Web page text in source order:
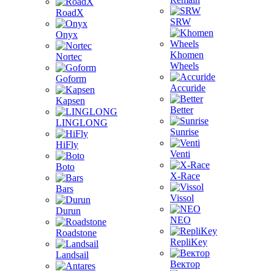
RoadX
Onyx
Nortec
Goform
Kapsen
LINGLONG
HiFly
Boto
Bars
Durun
Roadstone
Landsail
SRW
Khomen
Wheels
Accuride
Better
Sunrise
Venti
X-Race
Vissol
NEO
RepliKey
Вектор